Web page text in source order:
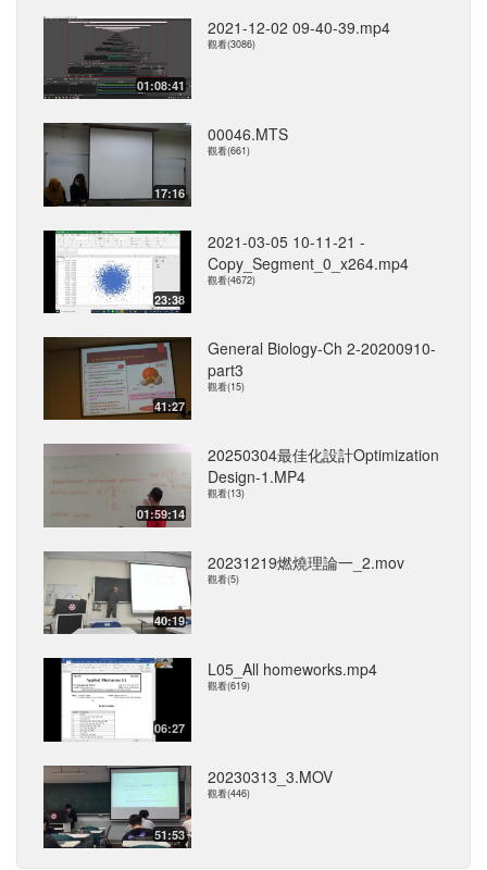
01:08:41
2021-12-02 09-40-39.mp4
觀看(3086)
17:16
00046.MTS
觀看(661)
23:38
2021-03-05 10-11-21 -
Copy_Segment_0_x264.mp4
觀看(4672)
41:27
General Biology-Ch 2-20200910-
part3
觀看(15)
01:59:14
20250304最佳化設計Optimization
Design-1.MP4
觀看(13)
40:19
20231219燃燒理論一_2.mov
觀看(5)
06:27
L05_All homeworks.mp4
觀看(619)
51:53
20230313_3.MOV
觀看(446)